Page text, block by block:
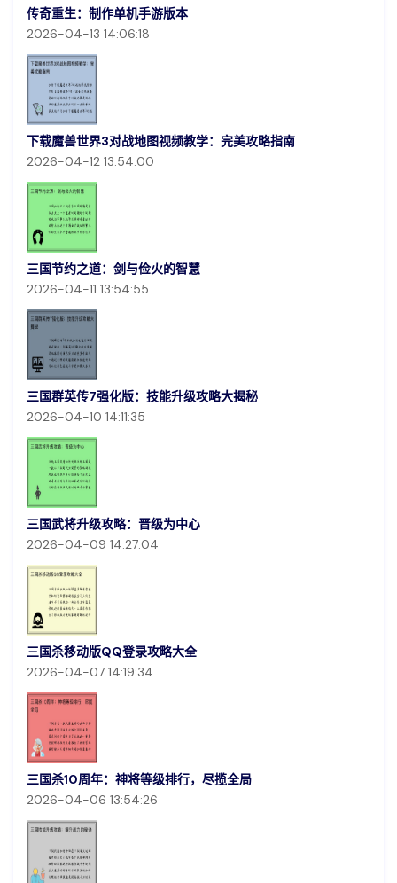
传奇重生：制作单机手游版本
2026-04-13 14:06:18
下载魔兽世界3对战地图视频教学：完美攻略指南
2026-04-12 13:54:00
三国节约之道：剑与俭火的智慧
2026-04-11 13:54:55
三国群英传7强化版：技能升级攻略大揭秘
2026-04-10 14:11:35
三国武将升级攻略：晋级为中心
2026-04-09 14:27:04
三国杀移动版QQ登录攻略大全
2026-04-07 14:19:34
三国杀10周年：神将等级排行，尽揽全局
2026-04-06 13:54:26